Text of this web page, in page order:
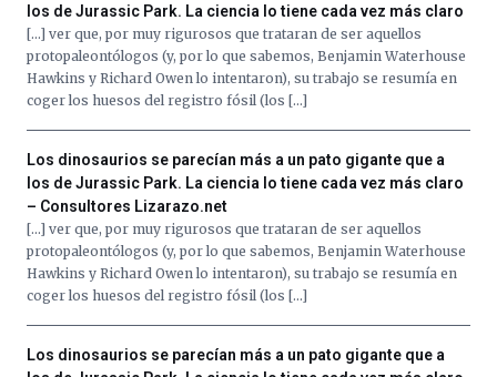
los de Jurassic Park. La ciencia lo tiene cada vez más claro
[…] ver que, por muy rigurosos que trataran de ser aquellos
protopaleontólogos (y, por lo que sabemos, Benjamin Waterhouse
Hawkins y Richard Owen lo intentaron), su trabajo se resumía en
coger los huesos del registro fósil (los […]
Los dinosaurios se parecían más a un pato gigante que a
los de Jurassic Park. La ciencia lo tiene cada vez más claro
– Consultores Lizarazo.net
[…] ver que, por muy rigurosos que trataran de ser aquellos
protopaleontólogos (y, por lo que sabemos, Benjamin Waterhouse
Hawkins y Richard Owen lo intentaron), su trabajo se resumía en
coger los huesos del registro fósil (los […]
Los dinosaurios se parecían más a un pato gigante que a